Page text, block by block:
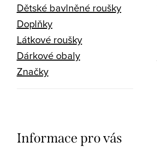
Dětské bavlněné roušky
Doplňky
Látkové roušky
Dárkové obaly
Značky
Informace pro vás